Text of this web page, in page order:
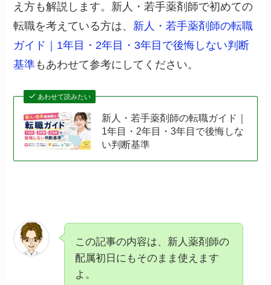
え方も解説します。新人・若手薬剤師で初めての
転職を考えている方は、 新人・若手薬剤師の転職
ガイド｜1年目・2年目・3年目で後悔しない判断
基準もあわせて参考にしてください。
あわせて読みたい
新人・若手薬剤師の転職ガイド｜
1年目・2年目・3年目で後悔しな
い判断基準
この記事の内容は、新人薬剤師の
配属初日にもそのまま使えます
よ。